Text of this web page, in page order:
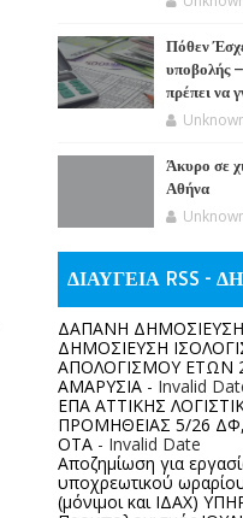
Πόθεν
υποβολής
πρέπει να
Άκυρο σε
Αθήνα
ΔΙΑΥΓΕΙΑ RSS -
ΔΑΠΑΝΗ
ΔΗΜΟΣΙΕΥΣΗ
ΑΠΟΛΟΓΙΣΜΟΥ ΕΤΩΝ
ΑΜΑΡΥΣΙΑ - Invalid
ΕΠΑ ΑΤΤΙΚΗΣ
ΠΡΟΜΗΘΕΙΑΣ 5/26
ΟΤΑ - Invalid Date
Αποζημίωση για
υποχρεωτικού
(μόνιμοι και ΙΔΑΧ)